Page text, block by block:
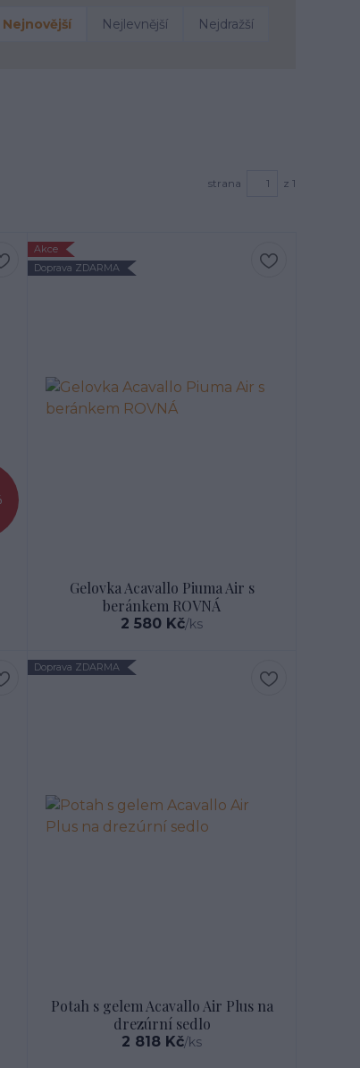
Nejnovější Nejlevnější Nejdražší
strana z 1
Akce
Doprava ZDARMA
Gelovka Acavallo Piuma Air s
beránkem ROVNÁ
2 580 Kč/ks
Doprava ZDARMA
Potah s gelem Acavallo Air Plus na
drezúrní sedlo
2 818 Kč/ks